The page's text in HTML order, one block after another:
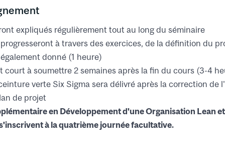
statistiques
mode, gamme, écart-type
de la distribution gaussienne (normale)
et définir -définir le problème et le projet
de défaillance (FMEA)
non-valeur ajoutée
de la collecte des données
l'analyse des systèmes de mesure
Cp, Cpk, DPMO
-identifier les facteurs vitaux
plan de contrôle
audits
gains
et aperçu du contrôle statistique des processus
de l'histoire de Lean et des concepts
standard
d’un événement Kaizen ou d’un projet
la chaine de valeur (VSM)
du processus
expliqués régulièrement tout au long du séminaire
à travers des exercices, de la définition du
donné (1 heure)
court à soumettre 2 semaines après la fin du cours (3-4
verte Six Sigma sera délivré après la correction de
de projet
en Développement d'une Organisation Lean
à la quatrième journée facultative.